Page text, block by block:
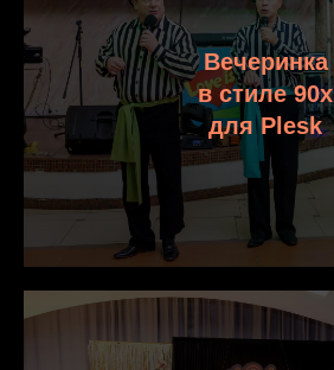
Вечеринка
в стиле 90х
для Plesk